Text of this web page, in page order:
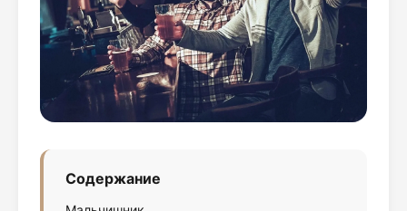
Содержание